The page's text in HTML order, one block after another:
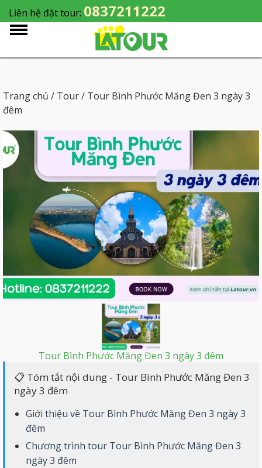
Liên hệ đặt tour: 0837211222
Trang chủ / Tour/ Tour Bình Phước Măng Đen 3 ngày 3
đêm
Tour Bình Phước Măng Đen 3 ngày 3 đêm
📋 Tóm tắt nội dung - Tour Bình Phước Măng Đen 3
ngày 3 đêm
Giới thiệu về Tour Bình Phước Măng Đen 3 ngày 3
đêm
Chương trình tour Tour Bình Phước Măng Đen 3
ngày 3 đêm